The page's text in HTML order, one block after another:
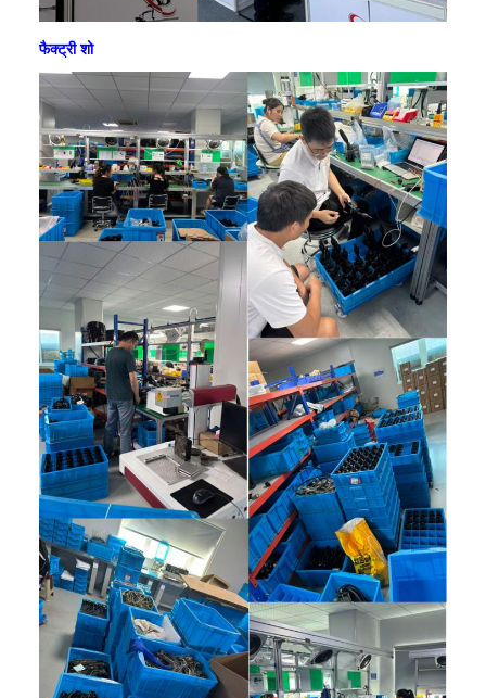
फैक्ट्री शो